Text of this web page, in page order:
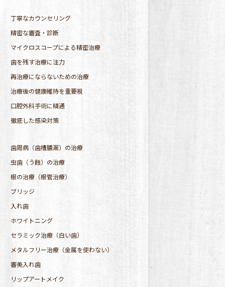
丁寧なカウンセリング
精密な審査・診断
マイクロスコープによる精密治療
歯を残す治療に注力
再治療にならないための治療
治療後の健康維持を重要視
口腔外科手術に精通
徹底した感染対策
歯周病（歯槽膿漏）の治療
虫歯（う蝕）の治療
根の治療（根管治療）
ブリッジ
入れ歯
ホワイトニング
セラミック治療（白い歯）
メタルフリー治療（金属を使わない）
審美入れ歯
リップアートメイク